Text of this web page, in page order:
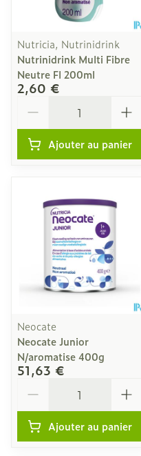
Nutricia, Nutrinidrink
Nutrinidrink Multi Fibre
Neutre Fl 200ml
2,60 €
Ajouter au panier
Neocate
Neocate Junior
N/aromatise 400g
51,63 €
Ajouter au panier